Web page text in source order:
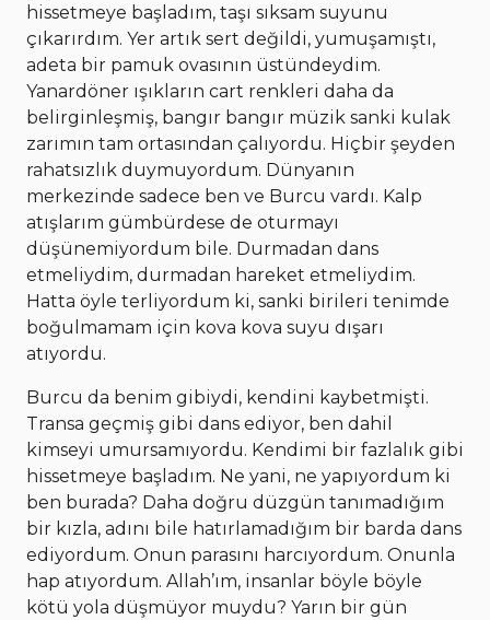
hissetmeye başladım, taşı sıksam suyunu
çıkarırdım. Yer artık sert değildi, yumuşamıştı,
adeta bir pamuk ovasının üstündeydim.
Yanardöner ışıkların cart renkleri daha da
belirginleşmiş, bangır bangır müzik sanki kulak
zarımın tam ortasından çalıyordu. Hiçbir şeyden
rahatsızlık duymuyordum. Dünyanın
merkezinde sadece ben ve Burcu vardı. Kalp
atışlarım gümbürdese de oturmayı
düşünemiyordum bile. Durmadan dans
etmeliydim, durmadan hareket etmeliydim.
Hatta öyle terliyordum ki, sanki birileri tenimde
boğulmamam için kova kova suyu dışarı
atıyordu.
Burcu da benim gibiydi, kendini kaybetmişti.
Transa geçmiş gibi dans ediyor, ben dahil
kimseyi umursamıyordu. Kendimi bir fazlalık gibi
hissetmeye başladım. Ne yani, ne yapıyordum ki
ben burada? Daha doğru düzgün tanımadığım
bir kızla, adını bile hatırlamadığım bir barda dans
ediyordum. Onun parasını harcıyordum. Onunla
hap atıyordum. Allah’ım, insanlar böyle böyle
kötü yola düşmüyor muydu? Yarın bir gün